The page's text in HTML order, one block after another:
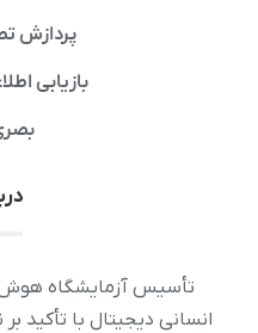
پردازش
بازیابی
تأسیس آزمایشگاه
انسانی دیجیتال با تأکید